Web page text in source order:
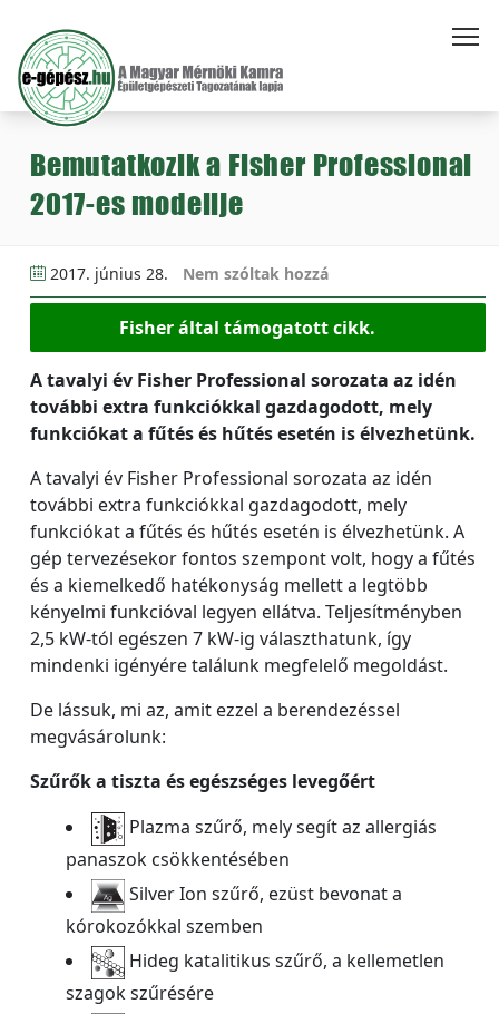
Bemutatkozik a Fisher Professional
2017-es modellje
2017. június 28. Nem szóltak hozzá
Fisher által támogatott cikk.
A tavalyi év Fisher Professional sorozata az idén
további extra funkciókkal gazdagodott, mely
funkciókat a fűtés és hűtés esetén is élvezhetünk.
A tavalyi év Fisher Professional sorozata az idén
további extra funkciókkal gazdagodott, mely
funkciókat a fűtés és hűtés esetén is élvezhetünk. A
gép tervezésekor fontos szempont volt, hogy a fűtés
és a kiemelkedő hatékonyság mellett a legtöbb
kényelmi funkcióval legyen ellátva. Teljesítményben
2,5 kW-tól egészen 7 kW-ig választhatunk, így
mindenki igényére találunk megfelelő megoldást.
De lássuk, mi az, amit ezzel a berendezéssel
megvásárolunk:
Szűrők a tiszta és egészséges levegőért
Plazma szűrő, mely segít az allergiás
panaszok csökkentésében
Silver Ion szűrő, ezüst bevonat a
kórokozókkal szemben
Hideg katalitikus szűrő, a kellemetlen
szagok szűrésére